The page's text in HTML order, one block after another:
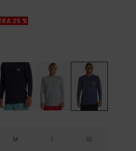
25 %
M L XL